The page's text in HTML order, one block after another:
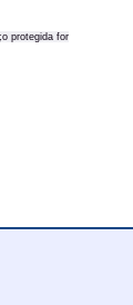
protegida for